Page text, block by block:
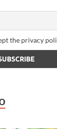
the privacy